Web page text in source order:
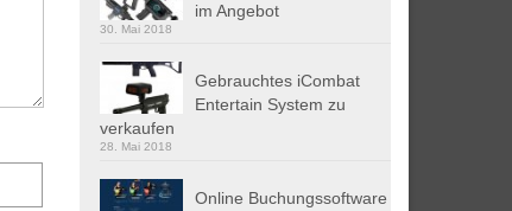
im Angebot
30. Mai 2018
Gebrauchtes iCombat
Entertain System zu
verkaufen
28. Mai 2018
Online Buchungssoftware